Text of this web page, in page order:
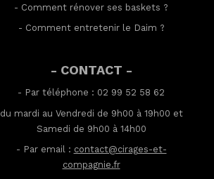
- Comment rénover ses baskets ?
- Comment entretenir le Daim ?
- CONTACT -
- Par téléphone : 02 99 52 58 62
du mardi au Vendredi de 9h00 à 19h00 et
Samedi de 9h00 à 14h00
- Par email : contact@cirages-et-
compagnie.fr